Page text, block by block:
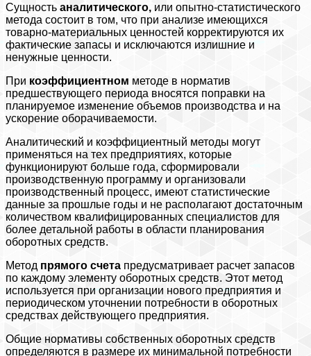
Сущность аналитического, или опытно-статистического
метода состоит в том, что при анализе имеющихся
товарно-материальных ценностей корректируются их
фактические запасы и исключаются излишние и
ненужные ценности.
При коэффициентном методе в норматив
предшествующего периода вносятся поправки на
планируемое изменение объемов производства и на
ускорение оборачиваемости.
Аналитический и коэффициентный методы могут
применяться на тех предприятиях, которые
функционируют больше года, сформировали
производственную программу и организовали
производственный процесс, имеют статистические
данные за прошлые годы и не располагают достаточным
количеством квалифицированных специалистов для
более детальной работы в области планирования
оборотных средств.
Метод прямого счета предусматривает расчет запасов
по каждому элементу оборотных средств. Этот метод
используется при организации нового предприятия и
периодическом уточнении потребности в оборотных
средствах действующего предприятия.
Общие нормативы собственных оборотных средств
определяются в размере их минимальной потребности